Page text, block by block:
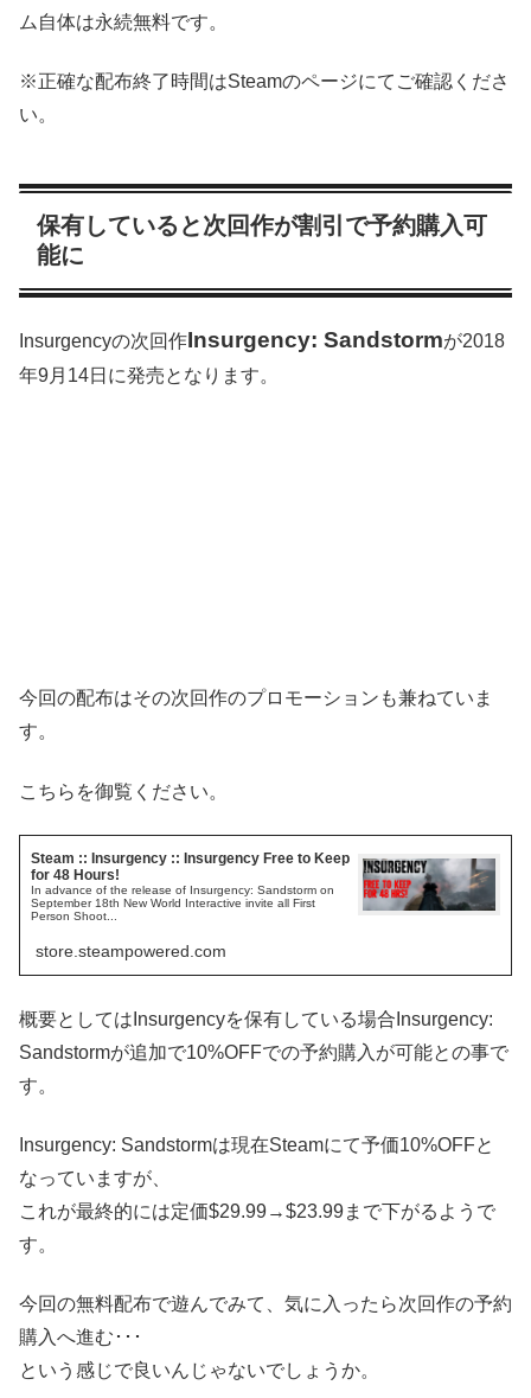
ム自体は永続無料です。
※正確な配布終了時間はSteamのページにてご確認くださ
い。
保有していると次回作が割引で予約購入可
能に
Insurgencyの次回作Insurgency: Sandstormが2018
年9月14日に発売となります。
今回の配布はその次回作のプロモーションも兼ねていま
す。
こちらを御覧ください。
Steam :: Insurgency :: Insurgency Free to Keep
for 48 Hours!
In advance of the release of Insurgency: Sandstorm on
September 18th New World Interactive invite all First
Person Shoot...
store.steampowered.com
概要としてはInsurgencyを保有している場合Insurgency:
Sandstormが追加で10%OFFでの予約購入が可能との事で
す。
Insurgency: Sandstormは現在Steamにて予価10%OFFと
なっていますが、
これが最終的には定価$29.99→$23.99まで下がるようで
す。
今回の無料配布で遊んでみて、気に入ったら次回作の予約
購入へ進む･･･
という感じで良いんじゃないでしょうか。